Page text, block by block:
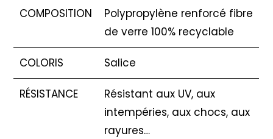
COMPOSITION
Polypropylène renforcé fibre
de verre 100% recyclable
COLORIS Salice
RÉSISTANCE
Résistant aux UV, aux
intempéries, aux chocs, aux
rayures…